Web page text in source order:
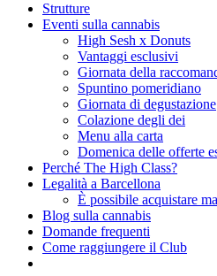
Strutture
Eventi sulla cannabis
High Sesh x Donuts
Vantaggi esclusivi
Giornata della
Spuntino pomeridiano
Giornata di degustazione
Colazione degli dei
Menu alla carta
Domenica delle offerte
Perché The High Class?
Legalità a Barcellona
È possibile acquistare
Blog sulla cannabis
Domande frequenti
Come raggiungere il Club